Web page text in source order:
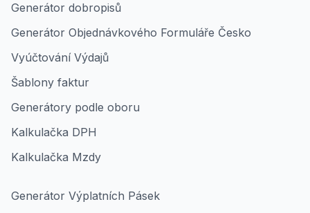
Generátor dobropisů
Generátor Objednávkového Formuláře Česko
Vyúčtování Výdajů
Šablony faktur
Generátory podle oboru
Kalkulačka DPH
Kalkulačka Mzdy
Generátor Výplatních Pásek